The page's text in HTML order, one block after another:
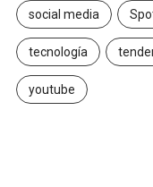
social media
tecnología
youtube